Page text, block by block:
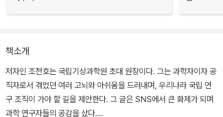
책소개
저자인 조천호는 국립기상과학원 초대 원장이다. 그는 과학자이자 공
직자로서 겪었던 여러 고뇌와 아쉬움을 드러내며, 우리나라 국립 연
구 조직이 가야 할 길을 제안한다. 그 글은 SNS에서 큰 화제가 되며
과학 연구자들의 공감을 샀다.